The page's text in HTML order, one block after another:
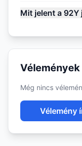
Mit jelent a 92Y
Vélemények
Még nincs
Vélemény